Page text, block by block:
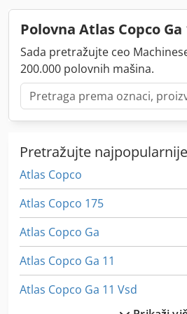
Polovna Atlas Copco Ga
Sada pretražujte ceo
200.000 polovnih mašina.
Pretražujte
Atlas Copco
Atlas Copco 175
Atlas Copco Ga
Atlas Copco Ga 11
Atlas Copco Ga 11 Vsd